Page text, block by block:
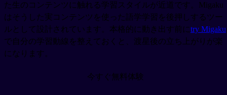
た生のコンテンツに触れる学習スタイルが近道です。Migaku
はそうした実コンテンツを使った語学学習を後押しするツー
ルとして設計されています。本格的に動き出す前にtry Migaku
で自分の学習動線を整えておくと、渡星後の立ち上がりが楽
になります。
今すぐ無料体験